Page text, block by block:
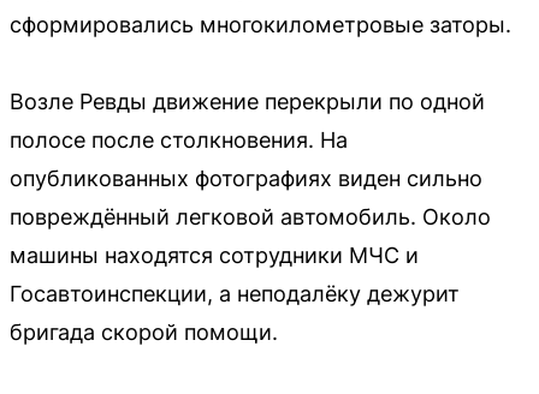
сформировались многокилометровые заторы.
Возле Ревды движение перекрыли по одной
полосе после столкновения. На
опубликованных фотографиях виден сильно
повреждённый легковой автомобиль. Около
машины находятся сотрудники МЧС и
Госавтоинспекции, а неподалёку дежурит
бригада скорой помощи.